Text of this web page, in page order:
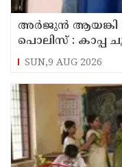
അര്‍ജുന്‍ ആയങ്കി
പൊലിസ് : കാപ്പ
നീക്കം
SUN,9 AUG 2026